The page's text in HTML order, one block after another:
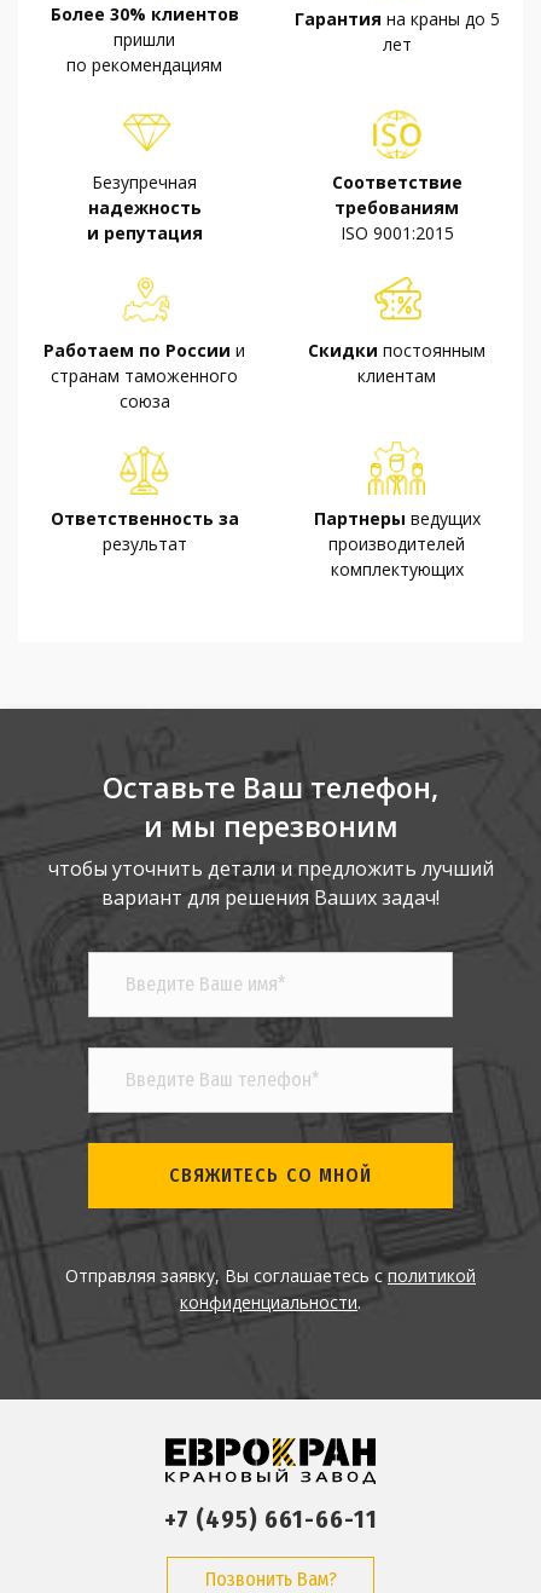
Более 30% клиентов
пришли
по рекомендациям
Гарантия на краны до 5
лет
Безупречная
надежность
и репутация
Соответствие
требованиям
ISO 9001:2015
Работаем по России и
странам таможенного
союза
Скидки постоянным
клиентам
Ответственность за
результат
Партнеры ведущих
производителей
комплектующих
Оставьте Ваш телефон,
и мы перезвоним
чтобы уточнить детали и предложить лучший
вариант для решения Ваших задач!
СВЯЖИТЕСЬ СО МНОЙ
Отправляя заявку, Вы соглашаетесь сполитикой
конфиденциальности.
+7 (495) 661-66-11
Позвонить Вам?